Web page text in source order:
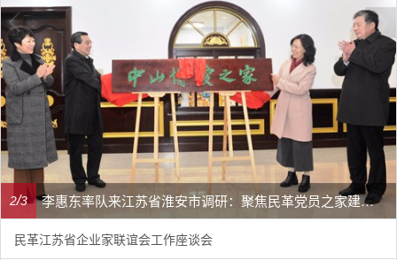
李惠东率队来江苏省淮安市调研：聚焦民革党员之家建设管理、学龄前儿童爱国主义教育
2/3
民革江苏省企业家联谊会工作座谈会